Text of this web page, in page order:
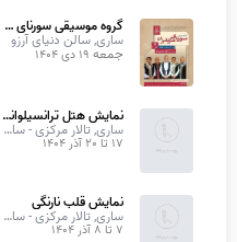
گروه موسیقی سورنای مازندران
ساری, سالن دنیای آرزو
جمعه19 دی 1404
نمایش هتل ترانسیلوانیا (شعبه در ایران)
ساری, تالار مرکزی - سالن اصلی
17 تا 20 آذر 1404
نمایش قلب نارنگی
ساری, تالار مرکزی - سالن اصلی
7 تا 8 آذر 1404